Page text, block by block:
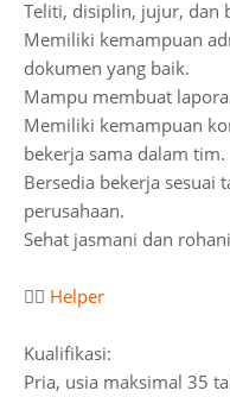
Teliti, disiplin, jujur, dan
Memiliki kemampuan
dokumen yang baik.
Mampu membuat
Memiliki kemampuan
bekerja sama dalam tim.
Bersedia bekerja sesuai
perusahaan.
Sehat jasmani dan
👷‍♂️ Helper
Kualifikasi:
Pria, usia maksimal 35